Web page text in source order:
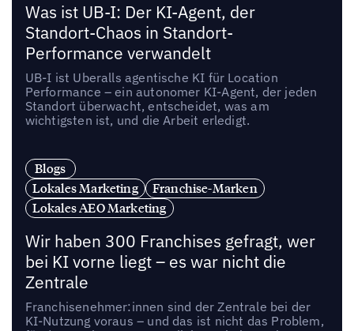
Was ist UB-I: Der KI-Agent, der
Standort-Chaos in Standort-
Performance verwandelt
UB-I ist Uberalls agentische KI für Location
Performance – ein autonomer KI-Agent, der jeden
Standort überwacht, entscheidet, was am
wichtigsten ist, und die Arbeit erledigt.
Blogs
Lokales Marketing
Franchise-Marken
Lokales AEO Marketing
Wir haben 300 Franchises gefragt, wer
bei KI vorne liegt – es war nicht die
Zentrale
Franchisenehmer:innen sind der Zentrale bei der
KI-Nutzung voraus – und das ist nicht das Problem,